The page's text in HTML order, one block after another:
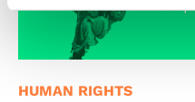
HUMAN RIGHTS